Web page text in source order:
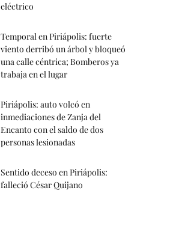
eléctrico
Temporal en Piriápolis: fuerte
viento derribó un árbol y bloqueó
una calle céntrica; Bomberos ya
trabaja en el lugar
Piriápolis: auto volcó en
inmediaciones de Zanja del
Encanto con el saldo de dos
personas lesionadas
Sentido deceso en Piriápolis:
falleció César Quijano